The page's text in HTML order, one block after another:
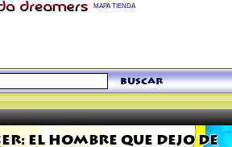
MAPA TIENDA
buscar
EL HOMBRE QUE DEJO DE